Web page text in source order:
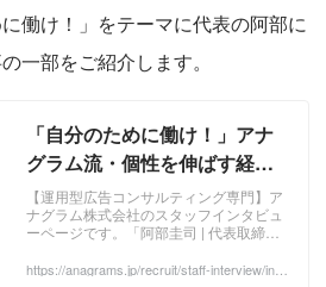
働け！」をテーマに代表の阿部に
一部をご紹介します。
「自分のために働け！」アナ
グラム流・個性を伸ばす経営
とは？｜アナグラム株式会社
【運用型広告コンサルティング専門】ア
ナグラム株式会社のスタッフインタビュ
ーページです。「阿部圭司 | 代表取締
https://anagrams.jp/recruit/staff-interview/inte